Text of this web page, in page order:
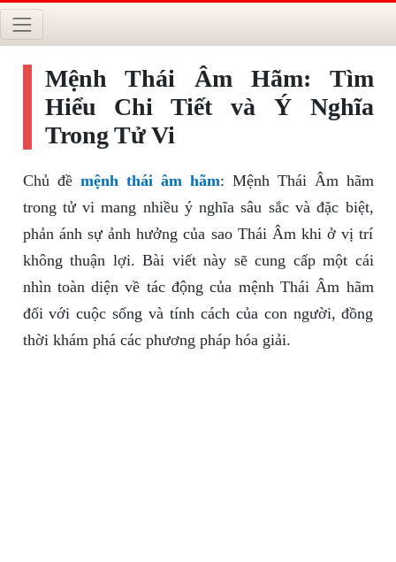
Mệnh Thái Âm Hãm: Tìm
Hiểu Chi Tiết và Ý Nghĩa
Trong Tử Vi
Chủ đề mệnh thái âm hãm: Mệnh Thái Âm hãm
trong tử vi mang nhiều ý nghĩa sâu sắc và đặc biệt,
phản ánh sự ảnh hưởng của sao Thái Âm khi ở vị trí
không thuận lợi. Bài viết này sẽ cung cấp một cái
nhìn toàn diện về tác động của mệnh Thái Âm hãm
đối với cuộc sống và tính cách của con người, đồng
thời khám phá các phương pháp hóa giải.